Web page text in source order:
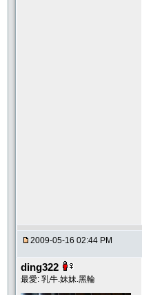
2009-05-16 02:44 PM
ding322
最愛: 乳牛.妹妹.黑輪